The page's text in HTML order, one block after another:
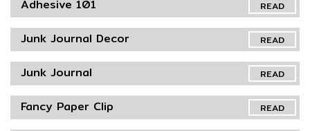
READ
Adhesive 101
READ
Junk Journal Decor
READ
Junk Journal
READ
Fancy Paper Clip